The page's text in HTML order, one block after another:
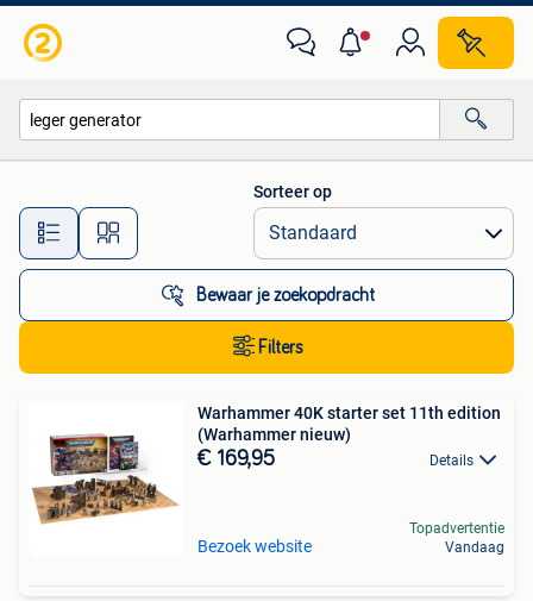
Alle afstanden…
Sorteer op
Bewaar je zoekopdracht
Filters
Warhammer 40K starter set 11th edition
(Warhammer nieuw)
€ 169,95 Details
Bezoek website
Topadvertentie
Vandaag